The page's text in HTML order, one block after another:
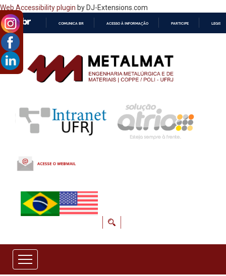
Web Accessibility plugin by DJ-Extensions.com
CONTEÚDO
COMUNICA BR ACESSO À INFORMAÇÃO PARTICIPE